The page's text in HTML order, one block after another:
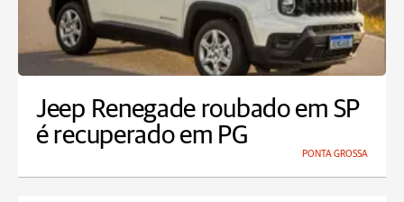
Jeep Renegade roubado em SP
é recuperado em PG
PONTA GROSSA